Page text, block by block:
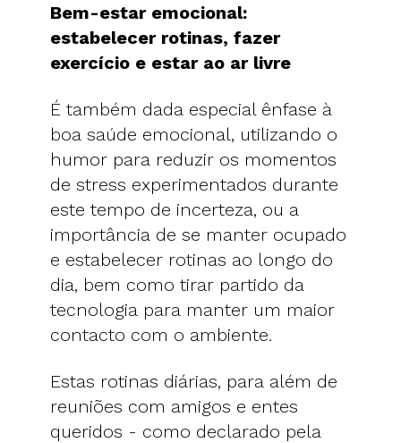
Bem-estar emocional:
estabelecer rotinas, fazer
exercício e estar ao ar livre
É também dada especial ênfase à
boa saúde emocional, utilizando o
humor para reduzir os momentos
de stress experimentados durante
este tempo de incerteza, ou a
importância de se manter ocupado
e estabelecer rotinas ao longo do
dia, bem como tirar partido da
tecnologia para manter um maior
contacto com o ambiente.
Estas rotinas diárias, para além de
reuniões com amigos e entes
queridos - como declarado pela